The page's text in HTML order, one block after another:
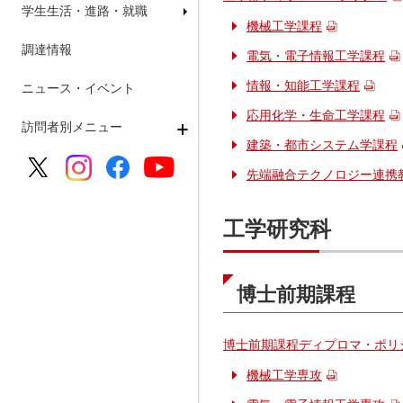
学生生活・進路・就職
調達情報
ニュース・イベント
訪問者別メニュー
機械工学課程
電気・電子情報工学課程
情報・知能工学課程
応用化学・生命工学課程
建築・都市システム学課程
先端融合テクノロジー連携
工学研究科
博士前期課程
博士前期課程ディプロマ・ポリ
機械工学専攻